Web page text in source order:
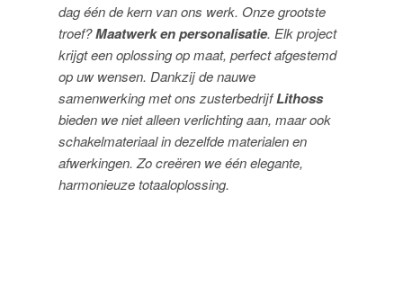
dag één de kern van ons werk. Onze grootste
troef?Maatwerk en personalisatie. Elk project
krijgt een oplossing op maat, perfect afgestemd
op uw wensen. Dankzij de nauwe
samenwerking met ons zusterbedrijfLithoss
bieden we niet alleen verlichting aan, maar ook
schakelmateriaal in dezelfde materialen en
afwerkingen. Zo creëren we één elegante,
harmonieuze totaaloplossing.